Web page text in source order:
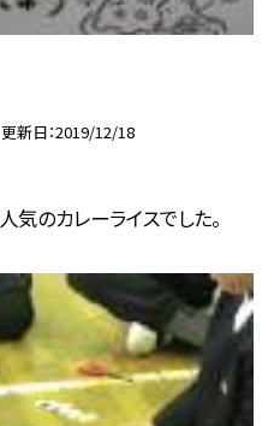
更新日 2019/12/18
のカレーライスでした。